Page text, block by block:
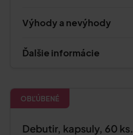
Výhody a nevýhody
Ďalšie informácie
OBĽÚBENÉ
Debutir, kapsuly, 60 ks.